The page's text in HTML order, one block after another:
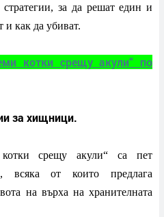
за да решат един и
и как да убиват.
котки срещу акули“ по
за хищници.
срещу акули“ са пет
всяка от които предлага
на върха на хранителната